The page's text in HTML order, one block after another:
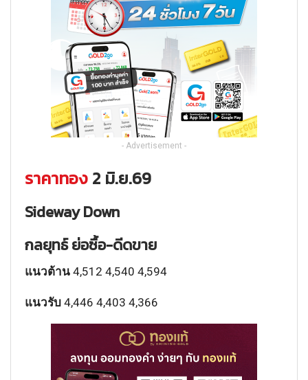
- Advertisement -
ราคาทอง 2 มิ.ย.69
Sideway Down
กลยุทธ์ย่อซื้อ-ดีดขาย
แนวต้าน 4,512 4,540 4,594
แนวรับ 4,446 4,403 4,366